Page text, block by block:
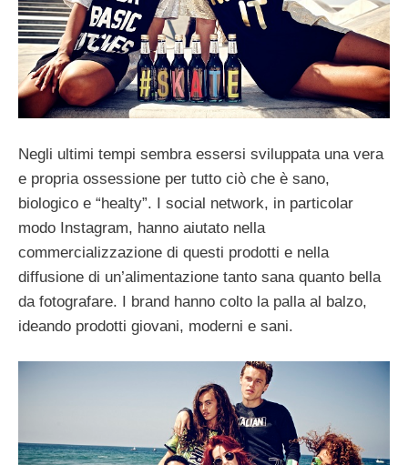
Negli ultimi tempi sembra essersi sviluppata una vera
e propria ossessione per tutto ciò che è sano,
biologico e “healty”. I social network, in particolar
modo Instagram, hanno aiutato nella
commercializzazione di questi prodotti e nella
diffusione di un’alimentazione tanto sana quanto bella
da fotografare. I brand hanno colto la palla al balzo,
ideando prodotti giovani, moderni e sani.